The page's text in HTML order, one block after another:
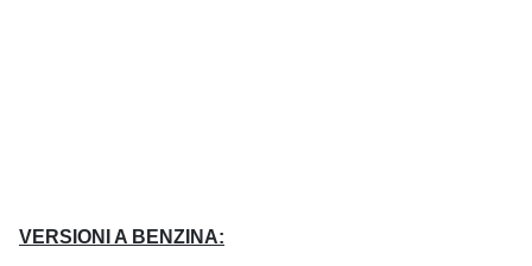
VERSIONI A BENZINA: